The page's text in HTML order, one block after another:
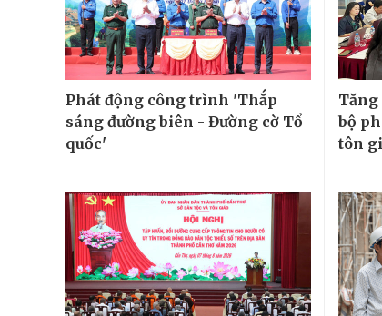
Phát động công trình 'Thắp
sáng đường biên - Đường cờ Tổ
quốc'
Tăng
bộ
tôn